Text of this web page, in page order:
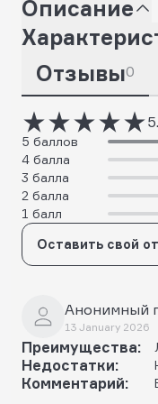
Описание
Отзывы0
5 баллов
4 балла
3 балла
2 балла
1 балл
Оставить свой
Анонимный
13 January 2026
Преимущества:
Недостатки:
Комментарий: